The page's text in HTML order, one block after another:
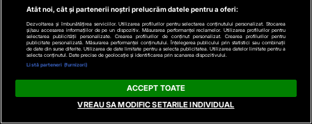
„Să vă rugați pentru mine, am 5 tumori”
KANALD.RO
Alertă de
Atât noi, cât și partenerii noștri prelucrăm datele pentru a oferi:
Dezvoltarea și îmbunătățirea serviciilor. Utilizarea profilurilor pentru selectarea conținutului personalizat. Stocarea
și/sau accesarea informațiilor de pe un dispozitiv. Măsurarea performanței reclamelor. Utilizarea profilurilor pentru
selectarea publicității personalizate. Crearea profilurilor de conținut personalizat. Crearea profilurilor pentru
publicitate personalizată. Măsurarea performanței conținutului. Înțelegerea publicului prin statistici sau combinații
de date din surse diferite. Utilizarea de date limitate pentru a selecta publicitatea. Utilizarea datelor limitate pentru a
selecta conținutul. Date precise de geolocație și identificarea prin scanarea dispozitivului.
Listă parteneri (furnizori)
ACCEPT TOATE
VREAU SA MODIFIC SETARILE INDIVIDUAL